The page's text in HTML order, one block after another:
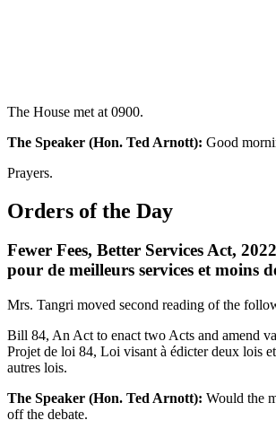
The House met at 0900.
The Speaker (Hon. Ted Arnott): Good
Prayers.
Orders of the Day
Fewer Fees, Better Services Act,
pour de meilleurs services et moins
Mrs. Tangri moved second reading of the
Bill 84, An Act to enact two Acts and amend
Projet de loi 84, Loi visant à édicter deux lois
autres lois.
The Speaker (Hon. Ted Arnott): Would the
off the debate.